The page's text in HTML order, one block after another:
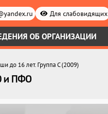
Для слабовидящих
ОБ ОРГАНИЗАЦИИ
до 16 лет. Группа C (2009)
и ПФО